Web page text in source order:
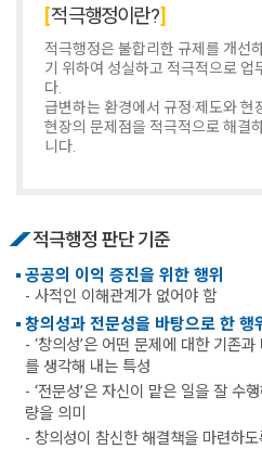
적극행정이란?
적극행정은 불합리한 규제를 개선
기 위하여 성실하고 적극적으로 업
다.
급변하는 환경에서 규정·제도와
현장의 문제점을 적극적으로 해결
니다.
적극행정 판단 기준
공공의 이익 증진을 위한 행위
- 사적인 이해관계가 없어야 함
창의성과 전문성을 바탕으로 한 행
- ‘창의성’은 어떤 문제에 대한 기존
를 생각해 내는 특성
- ‘전문성’은 자신이 맡은 일을 잘 수
량을 의미
- 창의성이 참신한 해결책을 마련하